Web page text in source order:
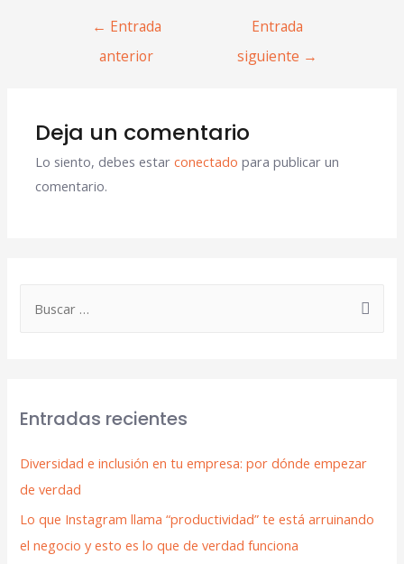
Entradas recientes
Diversidad e inclusión en tu empresa: por dónde empezar
de verdad
Lo que Instagram llama “productividad” te está arruinando
el negocio y esto es lo que de verdad funciona
← Entrada
anterior
Entrada
siguiente →
Deja un comentario
Lo siento, debes estarconectado para publicar un
comentario.